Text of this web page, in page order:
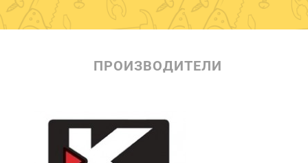
ПРОИЗВОДИТЕЛИ